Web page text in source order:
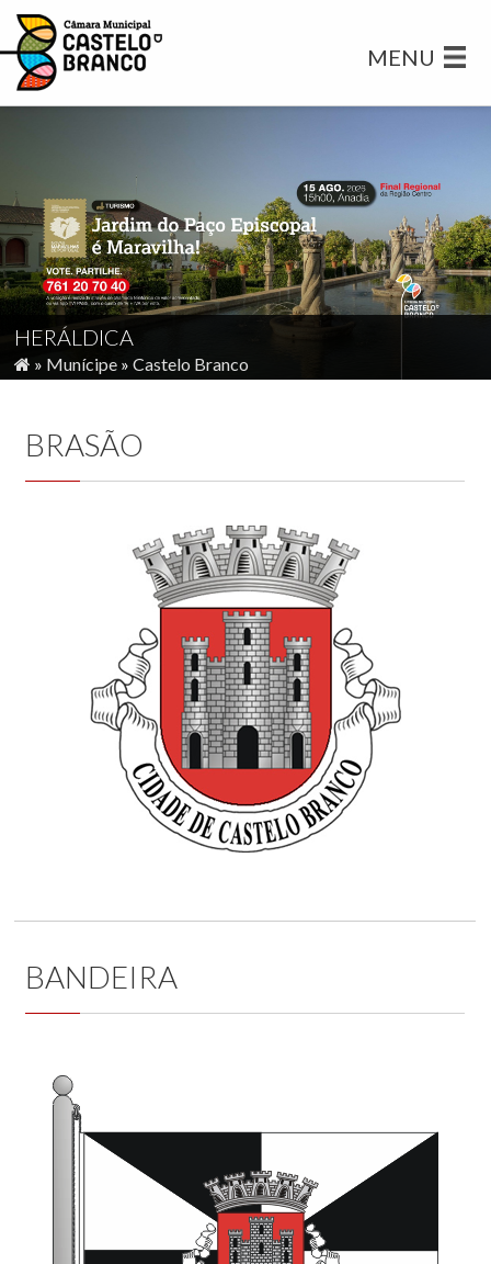
MENU
HERÁLDICA
» Munícipe » Castelo Branco
BRASÃO
BANDEIRA